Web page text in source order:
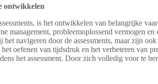
ontwikkelen
is het ontwikkelen van belangrijke
management, probleemoplossend vermogen
het navigeren door de assessments, maar zijn
het oefenen van tijdsdruk en het verbeteren van
het assessment. Door zich volledig voor te